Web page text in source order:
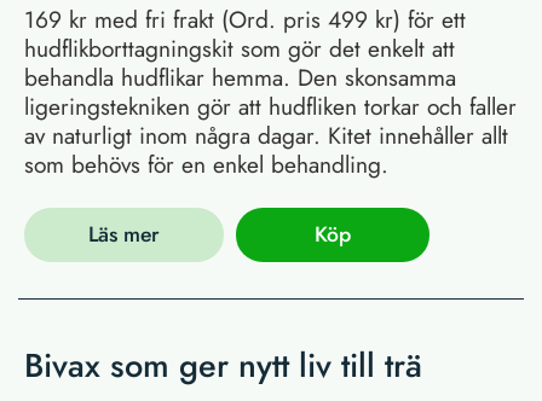
169 kr med fri frakt (Ord. pris 499 kr) för ett
hudflikborttagningskit som gör det enkelt att
behandla hudflikar hemma. Den skonsamma
ligeringstekniken gör att hudfliken torkar och faller
av naturligt inom några dagar. Kitet innehåller allt
som behövs för en enkel behandling.
Läs mer Köp
Bivax som ger nytt liv till trä